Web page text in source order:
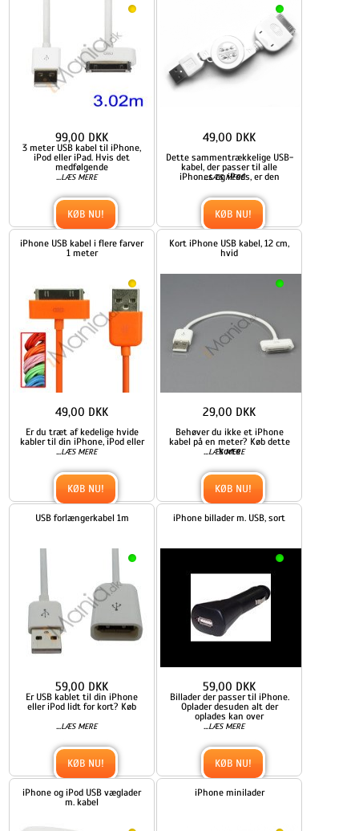
3 meter USB kabel til iPhone,
iPod eller iPad. Hvis det
medfølgende
...LÆS MERE
99,00 DKK
KØB NU!
Dette sammentrækkelige USB-
kabel, der passer til alle
iPhones og iPods, er den
...LÆS MERE
49,00 DKK
KØB NU!
iPhone USB kabel i flere farver
1 meter
Er du træt af kedelige hvide
kabler til din iPhone, iPod eller
...LÆS MERE
49,00 DKK
KØB NU!
Kort iPhone USB kabel, 12 cm,
hvid
Behøver du ikke et iPhone
kabel på en meter? Køb dette
korte
...LÆS MERE
29,00 DKK
KØB NU!
USB forlængerkabel 1m
Er USB kablet til din iPhone
eller iPod lidt for kort? Køb
...LÆS MERE
59,00 DKK
KØB NU!
iPhone billader m. USB, sort
Billader der passer til iPhone.
Oplader desuden alt der
oplades kan over
...LÆS MERE
59,00 DKK
KØB NU!
iPhone og iPod USB væglader
m. kabel
iPhone minilader